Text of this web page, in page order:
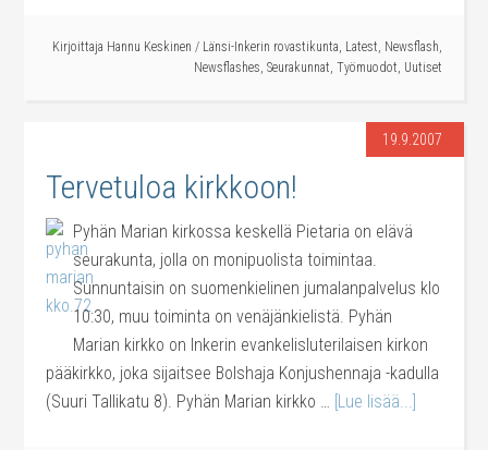
Kirjoittaja Hannu Keskinen / Länsi-Inkerin rovastikunta, Latest, Newsflash,
Newsflashes, Seurakunnat, Työmuodot, Uutiset
19.9.2007
Tervetuloa kirkkoon!
Pyhän Marian kirkossa keskellä Pietaria on elävä
seurakunta, jolla on monipuolista toimintaa.
Sunnuntaisin on suomenkielinen jumalanpalvelus klo
10:30, muu toiminta on venäjänkielistä. Pyhän
Marian kirkko on Inkerin evankelisluterilaisen kirkon
pääkirkko, joka sijaitsee Bolshaja Konjushennaja -kadulla
(Suuri Tallikatu 8). Pyhän Marian kirkko … [Lue lisää...]